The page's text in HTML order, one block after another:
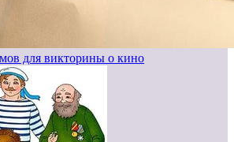
для викторины о кино